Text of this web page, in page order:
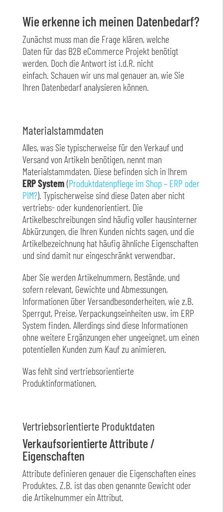
Wie erkenne ich meinen Datenbedarf?
Zunächst muss man die Frage klären, welche
Daten für das B2B eCommerce Projekt benötigt
werden. Doch die Antwort ist i.d.R. nicht
einfach. Schauen wir uns mal genauer an, wie Sie
Ihren Datenbedarf analysieren können.
Materialstammdaten
Alles, was Sie typischerweise für den Verkauf und
Versand von Artikeln benötigen, nennt man
Materialstammdaten. Diese befinden sich in Ihrem
ERP System (Produktdatenpflege im Shop – ERP oder
PIM?). Typischerweise sind diese Daten aber nicht
vertriebs- oder kundenorientiert. Die
Artikelbeschreibungen sind häufig voller hausinterner
Abkürzungen, die Ihren Kunden nichts sagen, und die
Artikelbezeichnung hat häufig ähnliche Eigenschaften
und sind damit nur eingeschränkt verwendbar.
Aber Sie werden Artikelnummern, Bestände, und
sofern relevant, Gewichte und Abmessungen,
Informationen über Versandbesonderheiten, wie z.B.
Sperrgut, Preise, Verpackungseinheiten usw. im ERP
System finden. Allerdings sind diese Informationen
ohne weitere Ergänzungen eher ungeeignet, um einen
potentiellen Kunden zum Kauf zu animieren.
Was fehlt sind vertriebsorientierte
Produktinformationen.
Vertriebsorientierte Produktdaten
Verkaufsorientierte Attribute /
Eigenschaften
Attribute definieren genauer die Eigenschaften eines
Produktes. Z.B. ist das oben genannte Gewicht oder
die Artikelnummer ein Attribut.